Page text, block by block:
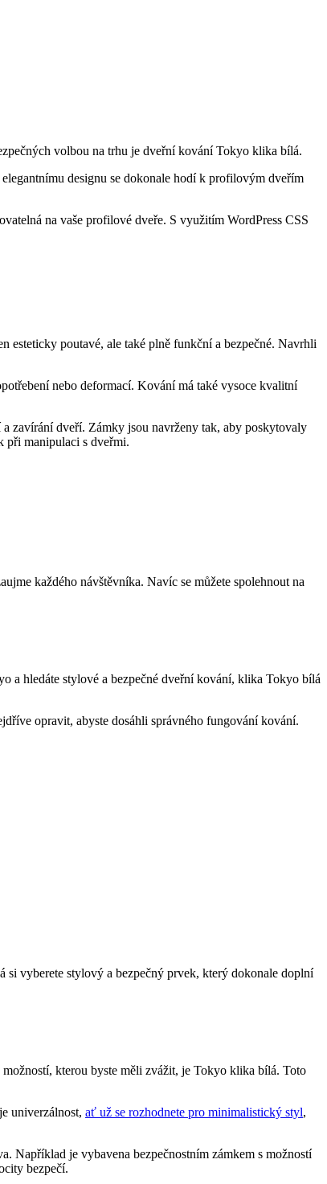
volbou na‌ trhu je⁤ dveřní kování Tokyo klika bílá.
designu se ‌dokonale hodí k profilovým dveřím
na vaše profilové ​dveře. S⁣ využitím WordPress CSS
esteticky poutavé, ale také plně funkční a ‌bezpečné. Navrhli
nebo deformací.⁢ Kování má také⁤ vysoce kvalitní
zavírání dveří. Zámky jsou ‌navrženy tak, aby poskytovaly​
při manipulaci s​ dveřmi.
‍každého ‍návštěvníka. Navíc se můžete spolehnout na
a hledáte stylové a bezpečné ‌dveřní kování, klika⁤ Tokyo bílá
opravit,​ abyste ⁤dosáhli správného fungování⁣ kování.
vyberete⁣ stylový a bezpečný prvek, ⁣který dokonale doplní
kterou ‌byste měli zvážit,⁣ je Tokyo‍ klika bílá. ​Toto
univerzálnost, ať⁢ už se ⁤rozhodnete pro minimalistický ​styl,
Například ‌je ⁣vybavena bezpečnostním zámkem s​ možností
bezpečí.